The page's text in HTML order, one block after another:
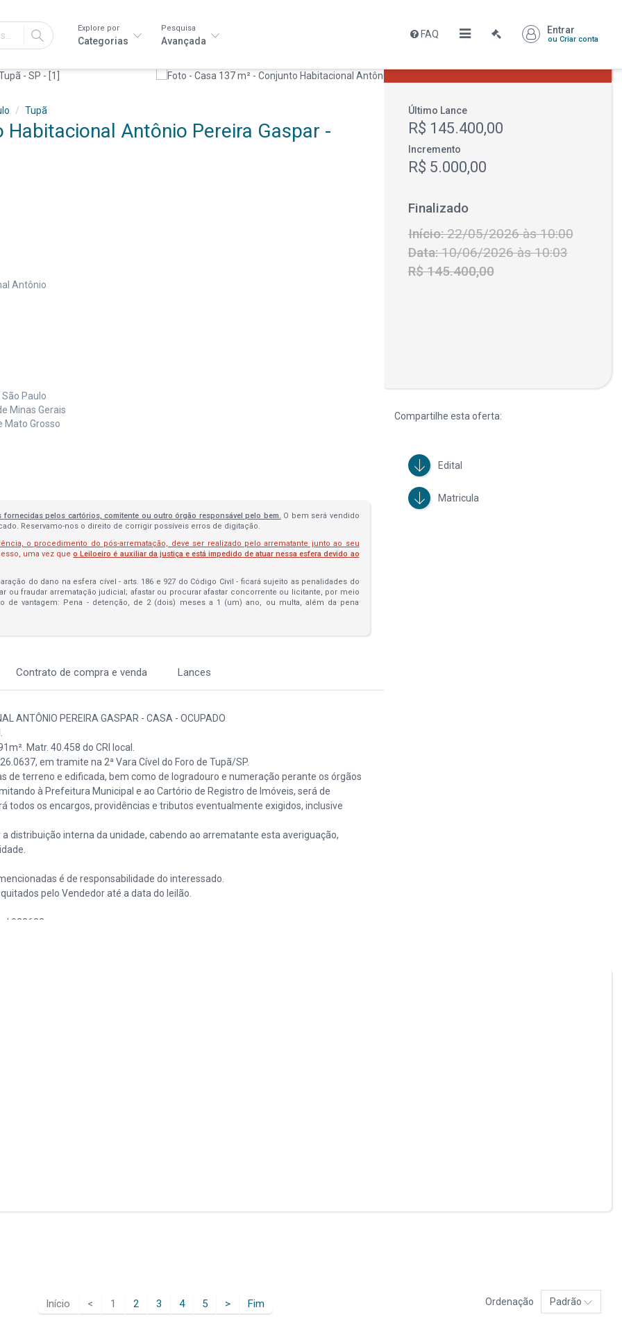
IR
Explore por
Categorias
Pesquisa
Avançada
FAQ Entrar
ou Criar conta
Leilão encerrado
Tupã
Habitacional Antônio Pereira Gaspar -
Antônio
Paulo
Minas Gerais
Mato Grosso
pelos cartórios, comitente ou outro órgão responsável pelo bem. O bem será vendido
Reservamo-nos o direito de corrigir possíveis erros de digitação.
o procedimento do pós-arrematação, deve ser realizado pelo arrematante junto ao seu
uma vez queo Leiloeiro é auxiliar da justiça e está impedido de atuar nessa esfera devido ao
do dano na esfera cível - arts. 186 e 927 do Código Civil - ficará sujeito as penalidades do
ou fraudar arrematação judicial; afastar ou procurar afastar concorrente ou licitante, por meio
de vantagem: Pena - detenção, de 2 (dois) meses a 1 (um) ano, ou multa, além da pena
Contrato de compra e venda Lances
ANTÔNIO PEREIRA GASPAR - CASA - OCUPADO
Matr. 40.458 do CRI local.
em tramite na 2ª Vara Cível do Foro de Tupã/SP.
de terreno e edificada, bem como de logradouro e numeração perante os órgãos
à Prefeitura Municipal e ao Cartório de Registro de Imóveis, será de
todos os encargos, providências e tributos eventualmente exigidos, inclusive
distribuição interna da unidade, cabendo ao arrematante esta averiguação,
é de responsabilidade do interessado.
pelo Vendedor até a data do leilão.
922683
Último Lance
R$ 145.400,00
Incremento
R$ 5.000,00
Finalizado
Início:22/05/2026 às 10:00
Data:10/06/2026 às 10:03
R$ 145.400,00
Compartilhe esta oferta:
Edital
Matricula
Início < 1 2 3 4 5 > Fim Ordenação Padrão